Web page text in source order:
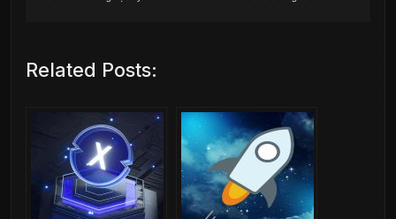
Related Posts: